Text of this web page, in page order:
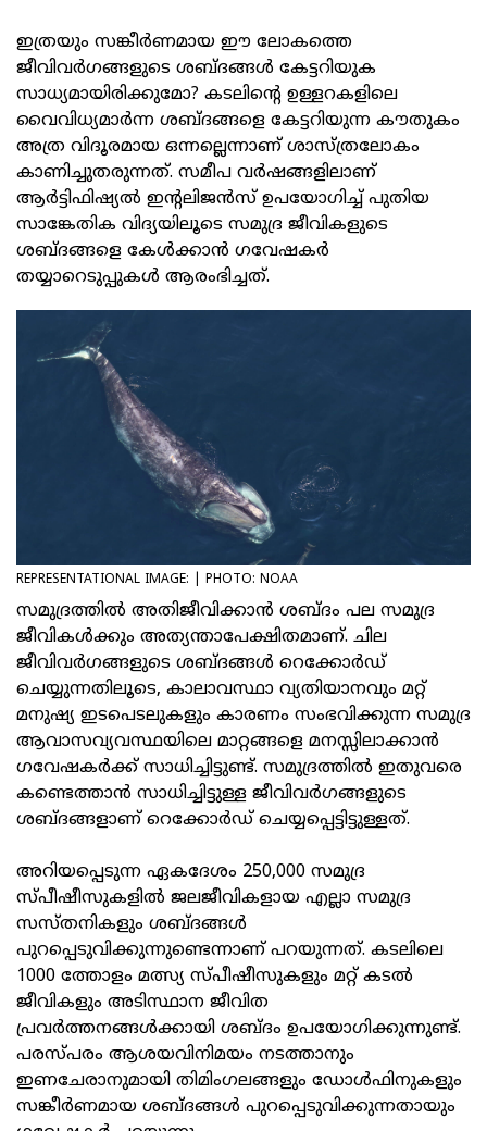
ഇത്രയും സങ്കീര്‍ണമായ ഈ ലോകത്തെ
ജീവിവര്‍ഗങ്ങളുടെ ശബ്ദങ്ങള്‍ കേട്ടറിയുക
സാധ്യമായിരിക്കുമോ? കടലിന്റെ ഉള്ളറകളിലെ
വൈവിധ്യമാര്‍ന്ന ശബ്ദങ്ങളെ കേട്ടറിയുന്ന കൗതുകം
അത്ര വിദൂരമായ ഒന്നല്ലെന്നാണ് ശാസ്ത്രലോകം
കാണിച്ചുതരുന്നത്. സമീപ വര്‍ഷങ്ങളിലാണ്
ആര്‍ട്ടിഫിഷ്യല്‍ ഇന്റലിജന്‍സ് ഉപയോഗിച്ച് പുതിയ
സാങ്കേതിക വിദ്യയിലൂടെ സമുദ്ര ജീവികളുടെ
ശബ്ദങ്ങളെ കേള്‍ക്കാന്‍ ഗവേഷകര്‍
തയ്യാറെടുപ്പുകള്‍ ആരംഭിച്ചത്.
REPRESENTATIONAL IMAGE: | PHOTO: NOAA
സമുദ്രത്തില്‍ അതിജീവിക്കാന്‍ ശബ്ദം പല സമുദ്ര
ജീവികള്‍ക്കും അത്യന്താപേക്ഷിതമാണ്. ചില
ജീവിവര്‍ഗങ്ങളുടെ ശബ്ദങ്ങള്‍ റെക്കോര്‍ഡ്
ചെയ്യുന്നതിലൂടെ, കാലാവസ്ഥാ വ്യതിയാനവും മറ്റ്
മനുഷ്യ ഇടപെടലുകളും കാരണം സംഭവിക്കുന്ന സമുദ്ര
ആവാസവ്യവസ്ഥയിലെ മാറ്റങ്ങളെ മനസ്സിലാക്കാന്‍
ഗവേഷകര്‍ക്ക് സാധിച്ചിട്ടുണ്ട്. സമുദ്രത്തില്‍ ഇതുവരെ
കണ്ടെത്താന്‍ സാധിച്ചിട്ടുള്ള ജീവിവര്‍ഗങ്ങളുടെ
ശബ്ദങ്ങളാണ് റെക്കോര്‍ഡ് ചെയ്യപ്പെട്ടിട്ടുള്ളത്.
അറിയപ്പെടുന്ന ഏകദേശം 250,000 സമുദ്ര
സ്പീഷീസുകളില്‍ ജലജീവികളായ എല്ലാ സമുദ്ര
സസ്തനികളും ശബ്ദങ്ങള്‍
പുറപ്പെടുവിക്കുന്നുണ്ടെന്നാണ് പറയുന്നത്. കടലിലെ
1000 ത്തോളം മത്സ്യ സ്പീഷീസുകളും മറ്റ് കടല്‍
ജീവികളും അടിസ്ഥാന ജീവിത
പ്രവര്‍ത്തനങ്ങള്‍ക്കായി ശബ്ദം ഉപയോഗിക്കുന്നുണ്ട്.
പരസ്പരം ആശയവിനിമയം നടത്താനും
ഇണചേരാനുമായി തിമിംഗലങ്ങളും ഡോള്‍ഫിനുകളും
സങ്കീര്‍ണമായ ശബ്ദങ്ങള്‍ പുറപ്പെടുവിക്കുന്നതായും